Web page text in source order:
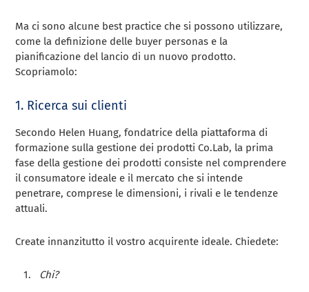
Ma ci sono alcune best practice che si possono utilizzare,
come la definizione delle buyer personas e la
pianificazione del lancio di un nuovo prodotto.
Scopriamolo:
1. Ricerca sui clienti
Secondo Helen Huang, fondatrice della piattaforma di
formazione sulla gestione dei prodotti Co.Lab, la prima
fase della gestione dei prodotti consiste nel comprendere
il consumatore ideale e il mercato che si intende
penetrare, comprese le dimensioni, i rivali e le tendenze
attuali.
Create innanzitutto il vostro acquirente ideale. Chiedete:
Chi?